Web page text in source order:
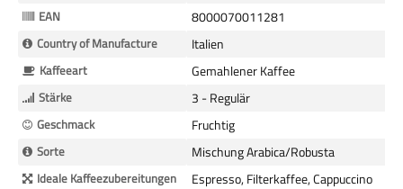
EAN 8000070011281
Country of Manufacture Italien
Kaffeeart Gemahlener Kaffee
Stärke 3 - Regulär
Geschmack Fruchtig
Sorte Mischung Arabica/Robusta
Ideale Kaffeezubereitungen Espresso, Filterkaffee, Cappuccino